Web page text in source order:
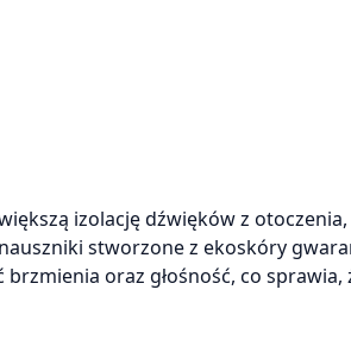
izolację dźwięków z
stworzone z ekoskóry
oraz głośność, co